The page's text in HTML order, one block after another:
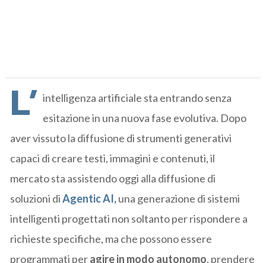
L’ intelligenza artificiale sta entrando senza
esitazione in una nuova fase evolutiva. Dopo
aver vissuto la diffusione di strumenti generativi
capaci di creare testi, immagini e contenuti, il
mercato sta assistendo oggi alla diffusione di
soluzioni diAgentic AI,una generazione di sistemi
intelligenti progettati non soltanto per rispondere a
richieste specifiche, ma che possono essere
programmati peragire in modo autonomo, prendere